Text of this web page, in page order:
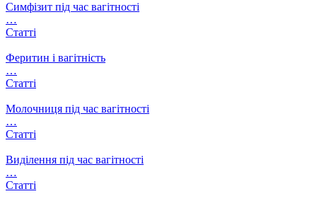
Симфізит під час вагітності
…
Статті
Феритин і вагітність
…
Статті
Молочниця під час вагітності
…
Статті
Виділення під час вагітності
…
Статті